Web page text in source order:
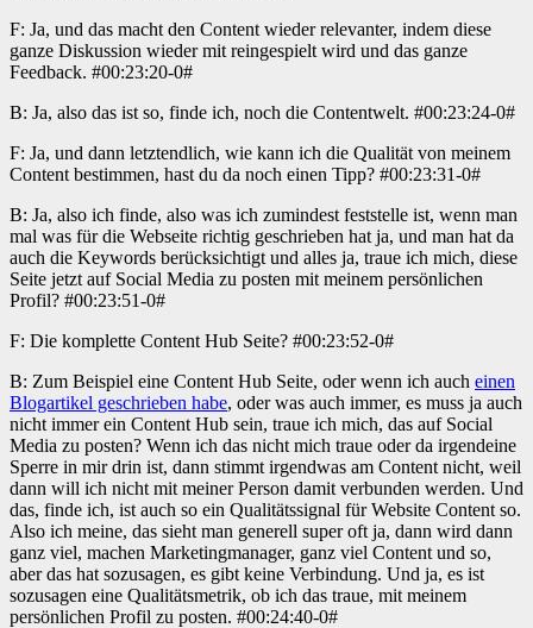
F: Ja, und das macht den Content wieder relevanter, indem diese
ganze Diskussion wieder mit reingespielt wird und das ganze
Feedback. #00:23:20-0#
B: Ja, also das ist so, finde ich, noch die Contentwelt. #00:23:24-0#
F: Ja, und dann letztendlich, wie kann ich die Qualität von meinem
Content bestimmen, hast du da noch einen Tipp? #00:23:31-0#
B: Ja, also ich finde, also was ich zumindest feststelle ist, wenn man
mal was für die Webseite richtig geschrieben hat ja, und man hat da
auch die Keywords berücksichtigt und alles ja, traue ich mich, diese
Seite jetzt auf Social Media zu posten mit meinem persönlichen
Profil? #00:23:51-0#
F: Die komplette Content Hub Seite? #00:23:52-0#
B: Zum Beispiel eine Content Hub Seite, oder wenn ich auch einen
Blogartikel geschrieben habe, oder was auch immer, es muss ja auch
nicht immer ein Content Hub sein, traue ich mich, das auf Social
Media zu posten? Wenn ich das nicht mich traue oder da irgendeine
Sperre in mir drin ist, dann stimmt irgendwas am Content nicht, weil
dann will ich nicht mit meiner Person damit verbunden werden. Und
das, finde ich, ist auch so ein Qualitätssignal für Website Content so.
Also ich meine, das sieht man generell super oft ja, dann wird dann
ganz viel, machen Marketingmanager, ganz viel Content und so,
aber das hat sozusagen, es gibt keine Verbindung. Und ja, es ist
sozusagen eine Qualitätsmetrik, ob ich das traue, mit meinem
persönlichen Profil zu posten. #00:24:40-0#